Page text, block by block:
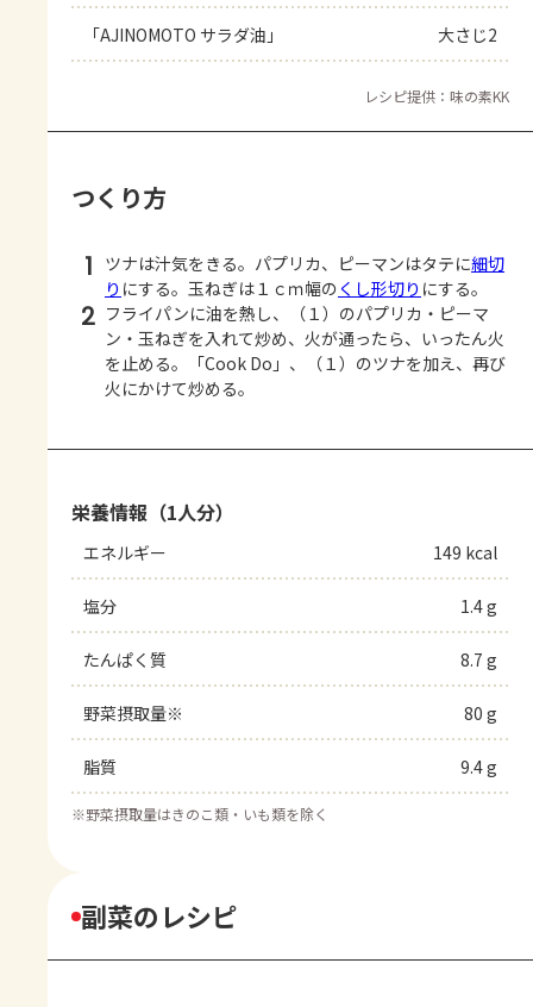
「AJINOMOTO サラダ油」 大さじ2
レシピ提供：味の素KK
つくり方
1 ツナは汁気をきる。パプリカ、ピーマンはタテに細切
り にする。玉ねぎは１ｃｍ幅の くし形切り にする。
2 フライパンに油を熱し、（１）のパプリカ・ピーマ
ン・玉ねぎを入れて炒め、火が通ったら、いったん火
を止める。「Cook Do」、（１）のツナを加え、再び
火にかけて炒める。
栄養情報（1人分）
エネルギー 149 kcal
塩分 1.4 g
たんぱく質 8.7 g
野菜摂取量※ 80 g
脂質 9.4 g
※野菜摂取量はきのこ類・いも類を除く
副菜のレシピ